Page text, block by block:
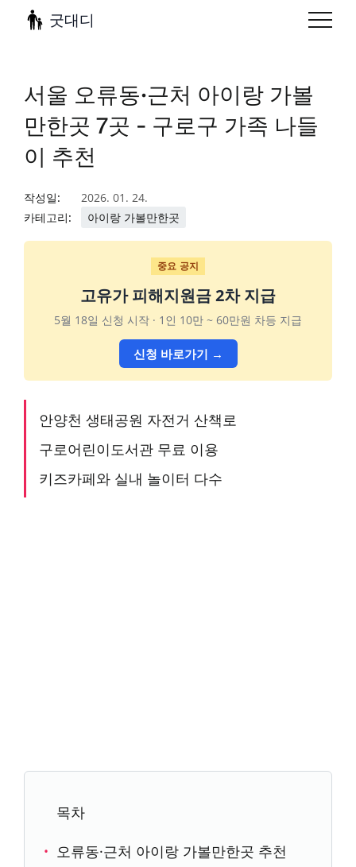
굿대디
서울 오류동·근처 아이랑 가볼
만한곳 7곳 - 구로구 가족 나들
이 추천
작성일:
2026. 01. 24.
카테고리:
아이랑 가볼만한곳
중요 공지
고유가 피해지원금 2차 지급
5월 18일 신청 시작 · 1인 10만 ~ 60만원 차등 지급
신청 바로가기 →
안양천 생태공원 자전거 산책로
구로어린이도서관 무료 이용
키즈카페와 실내 놀이터 다수
목차
오류동·근처 아이랑 가볼만한곳 추천